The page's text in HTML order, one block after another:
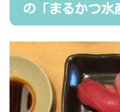
の「まるかつ水